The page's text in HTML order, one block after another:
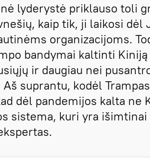
lyderystė priklauso toli
kaip tik, ji laikosi dėl
organizacijoms.
bandymai kaltinti
ir daugiau nei
Aš suprantu, kodėl
dėl pandemijos kalta ne
sistema, kuri yra